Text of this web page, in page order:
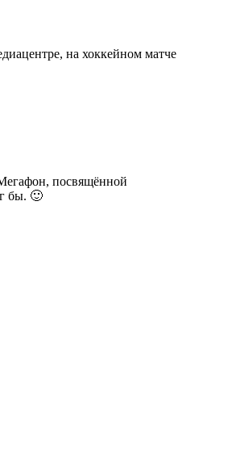
на хоккейном матче
посвящённой
бы. 🙂